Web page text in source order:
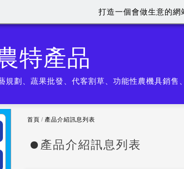
特產品
規劃、蔬果批發、代客割草、功能性農機具銷售
首頁 / 產品介紹訊息列表
產品介紹訊息列表
打造一個會做生意的